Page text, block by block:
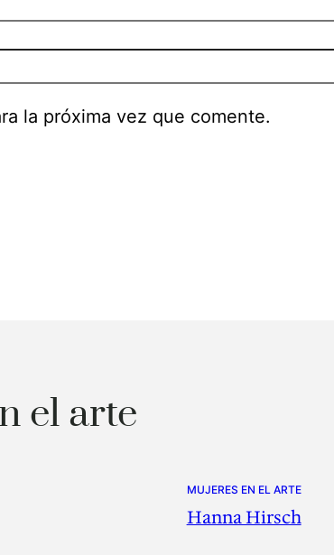
la próxima vez que comente.
el arte
MUJERES EN EL ARTE
Hanna Hirsch